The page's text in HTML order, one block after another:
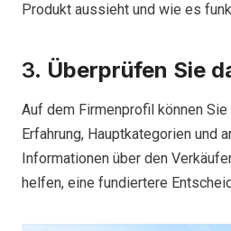
Produkt aussieht und wie es
3. Überprüfen Sie
Auf dem Firmenprofil können Sie
Erfahrung, Hauptkategorien und
Informationen über den
helfen, eine fundiertere